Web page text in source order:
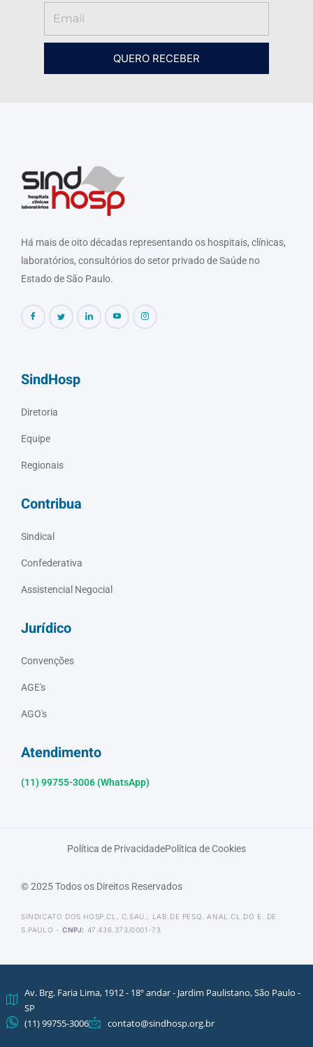
QUERO RECEBER
Há mais de oito décadas representando os hospitais, clínicas,
laboratórios, consultórios do setor privado de Saúde no
Estado de São Paulo.
SindHosp
Diretoria
Equipe
Regionais
Contribua
Sindical
Confederativa
Assistencial Negocial
Jurídico
Convenções
AGE's
AGO's
Atendimento
(11) 99755-3006 (WhatsApp)
Política de PrivacidadePolítica de Cookies
© 2025 Todos os Direitos Reservados
SINDICATO DOS HOSP.CL, C.SAU., LAB.DE PESQ. ANAL.CL.DO E. DE
S.PAULO - CNPJ: 47.436.373/0001-73
Av. Brg. Faria Lima, 1912 - 18º andar - Jardim Paulistano, São Paulo -
SP
(11) 99755-3006
contato@sindhosp.org.br